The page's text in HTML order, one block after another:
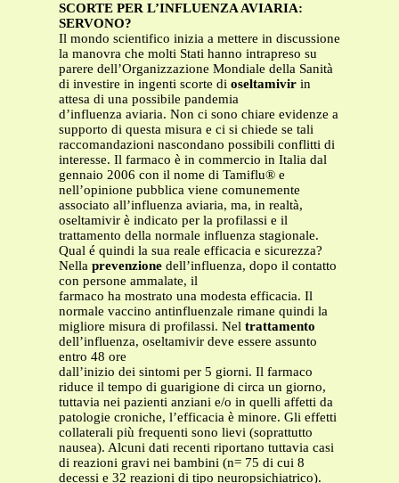
SCORTE PER L’INFLUENZA AVIARIA:
SERVONO?
Il mondo scientifico inizia a mettere in discussione
la manovra che molti Stati hanno intrapreso su
parere dell’Organizzazione Mondiale della Sanità
di investire in ingenti scorte di oseltamivir in
attesa di una possibile pandemia
d’influenza aviaria. Non ci sono chiare evidenze a
supporto di questa misura e ci si chiede se tali
raccomandazioni nascondano possibili conflitti di
interesse. Il farmaco è in commercio in Italia dal
gennaio 2006 con il nome di Tamiflu® e
nell’opinione pubblica viene comunemente
associato all’influenza aviaria, ma, in realtà,
oseltamivir è indicato per la profilassi e il
trattamento della normale influenza stagionale.
Qual é quindi la sua reale efficacia e sicurezza?
Nella prevenzione dell’influenza, dopo il contatto
con persone ammalate, il
farmaco ha mostrato una modesta efficacia. Il
normale vaccino antinfluenzale rimane quindi la
migliore misura di profilassi. Nel trattamento
dell’influenza, oseltamivir deve essere assunto
entro 48 ore
dall’inizio dei sintomi per 5 giorni. Il farmaco
riduce il tempo di guarigione di circa un giorno,
tuttavia nei pazienti anziani e/o in quelli affetti da
patologie croniche, l’efficacia è minore. Gli effetti
collaterali più frequenti sono lievi (soprattutto
nausea). Alcuni dati recenti riportano tuttavia casi
di reazioni gravi nei bambini (n= 75 di cui 8
decessi e 32 reazioni di tipo neuropsichiatrico).